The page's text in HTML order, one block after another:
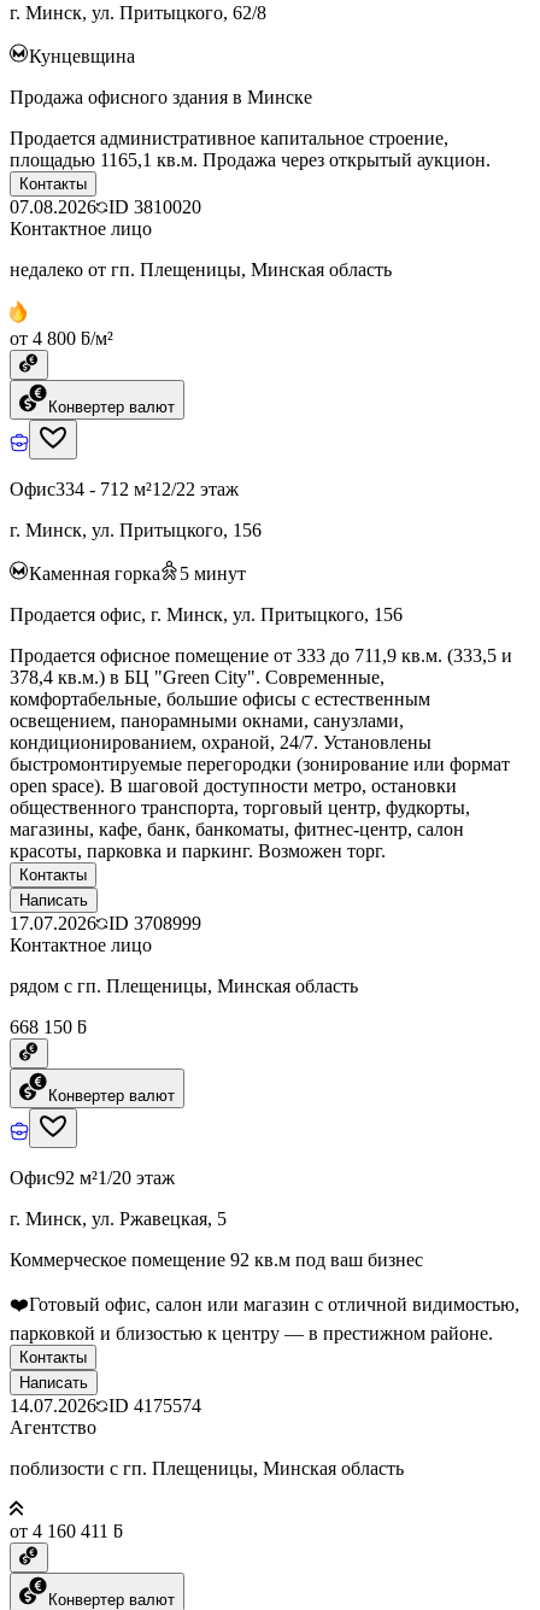
г. Минск, ул. Притыцкого, 62/8
Кунцевщина
Продажа офисного здания в Минске
Продается административное капитальное строение,
площадью 1165,1 кв.м. Продажа через открытый аукцион.
Контакты
07.08.2026 ID 3810020
Контактное лицо
недалеко от гп. Плещеницы, Минская область
от 4 800 ƃ/м²
Конвертер валют
Офис334 - 712 м²12/22 этаж
г. Минск, ул. Притыцкого, 156
Каменная горка 5 минут
Продается офис, г. Минск, ул. Притыцкого, 156
Продается офисное помещение от 333 до 711,9 кв.м. (333,5 и
378,4 кв.м.) в БЦ "Green City". Современные,
комфортабельные, большие офисы с естественным
освещением, панорамными окнами, санузлами,
кондиционированием, охраной, 24/7. Установлены
быстромонтируемые перегородки (зонирование или формат
open space). В шаговой доступности метро, остановки
общественного транспорта, торговый центр, фудкорты,
магазины, кафе, банк, банкоматы, фитнес-центр, салон
красоты, парковка и паркинг. Возможен торг.
Контакты
Написать
17.07.2026 ID 3708999
Контактное лицо
рядом с гп. Плещеницы, Минская область
668 150 ƃ
Конвертер валют
Офис92 м²1/20 этаж
г. Минск, ул. Ржавецкая, 5
Коммерческое помещение 92 кв.м под ваш бизнес
❤️Готовый офис, салон или магазин с отличной видимостью,
парковкой и близостью к центру — в престижном районе.
Контакты
Написать
14.07.2026 ID 4175574
Агентство
поблизости с гп. Плещеницы, Минская область
от 4 160 411 ƃ
Конвертер валют